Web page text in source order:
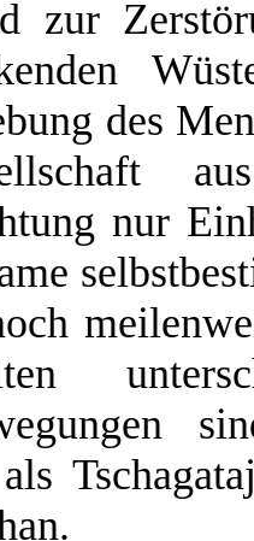
zur
des
nur